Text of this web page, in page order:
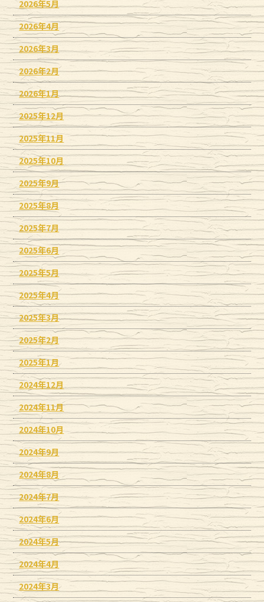
2026年5月
2026年4月
2026年3月
2026年2月
2026年1月
2025年12月
2025年11月
2025年10月
2025年9月
2025年8月
2025年7月
2025年6月
2025年5月
2025年4月
2025年3月
2025年2月
2025年1月
2024年12月
2024年11月
2024年10月
2024年9月
2024年8月
2024年7月
2024年6月
2024年5月
2024年4月
2024年3月